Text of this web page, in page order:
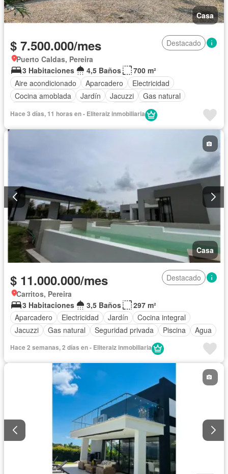
Casa
$ 7.500.000/mes
Destacado
Puerto Caldas, Pereira
3 Habitaciones
4,5 Baños
700 m²
Aire acondicionado
Aparcadero
Electricidad
Cocina amoblada
Jardín Jacuzzi
Gas natural
Patio
Hace 3 días, 11 horas en - Eliteraiz inmobiliaria
Casa
$ 11.000.000/mes
Destacado
Carritos, Pereira
3 Habitaciones
3,5 Baños
297 m²
Aparcadero
Electricidad Jardín
Cocina integral
Jacuzzi
Gas natural Seguridad privada Piscina Agua
Hace 2 semanas, 2 días en - Eliteraiz inmobiliaria